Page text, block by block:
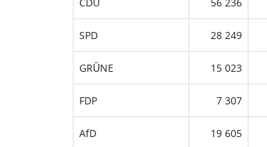
SPD 28 249
GRÜNE 15 023
FDP 7 307
AfD 19 605